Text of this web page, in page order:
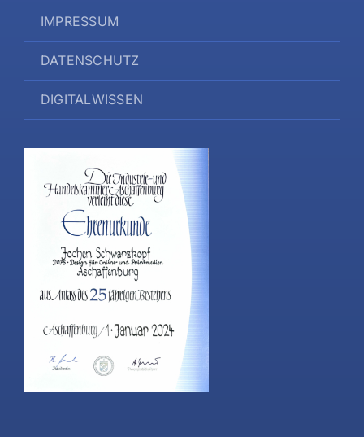
IMPRESSUM
DATENSCHUTZ
DIGITALWISSEN